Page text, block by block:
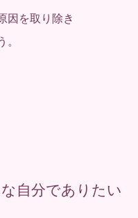
因を取り除き
。
自分でありたい